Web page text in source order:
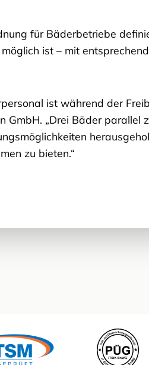
für Bäderbetriebe
ist – mit
ist während der
„Drei Bäder parallel
zu bieten.“